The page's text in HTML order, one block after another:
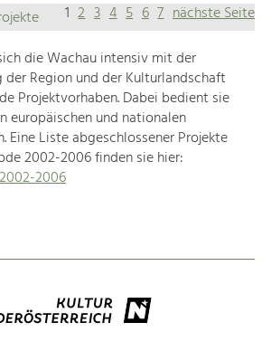
1 2 3 4 5 6 7 nächste Seite
die Wachau intensiv mit der
Region und der Kulturlandschaft
Projektvorhaben. Dabei bedient sie
europäischen und nationalen
Eine Liste abgeschlossener Projekte
2002-2006 finden sie hier:
2006